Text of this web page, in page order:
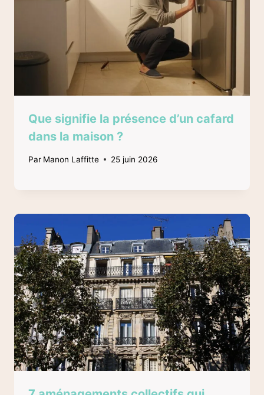
Que signifie la présence d’un cafard
dans la maison ?
Par Manon Laffitte 25 juin 2026